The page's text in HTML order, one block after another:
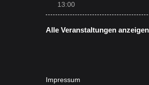
13:00
Alle Veranstaltungen anzeigen
Impressum